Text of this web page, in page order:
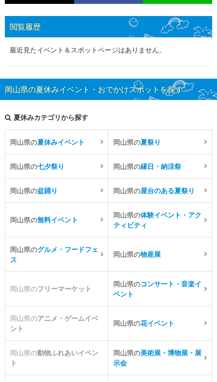
閲覧履歴
最近見たイベント＆スポットページはありません。
岡山県の夏休みイベント・おでかけスポットを探す
夏休みカテゴリから探す
岡山県の夏休みイベント 岡山県の夏祭り
岡山県の七夕祭り 岡山県の縁日・納涼祭
岡山県の盆踊り 岡山県の屋台のある夏祭り
岡山県の無料イベント
岡山県の体験イベント・アク
ティビティ
岡山県のグルメ・フードフェ
ス
岡山県の物産展
岡山県のフリーマーケット
岡山県のコンサート・音楽イ
ベント
岡山県のアニメ・ゲームイベ
ント
岡山県の花イベント
岡山県の動物ふれあいイベン
ト
岡山県の美術展・博物展・展
示会